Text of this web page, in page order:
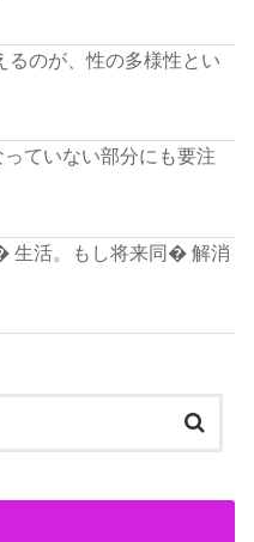
のが、性の多様性とい
ていない部分にも要注
生活。もし将来同� 解消